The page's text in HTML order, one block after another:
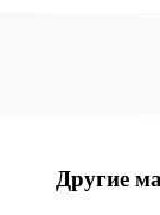
Другие